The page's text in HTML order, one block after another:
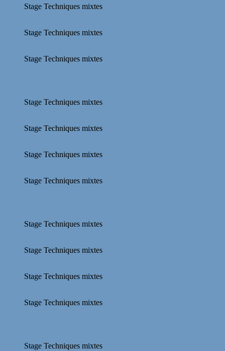
Stage Techniques mixtes
Stage Techniques mixtes
Stage Techniques mixtes
Stage Techniques mixtes
Stage Techniques mixtes
Stage Techniques mixtes
Stage Techniques mixtes
Stage Techniques mixtes
Stage Techniques mixtes
Stage Techniques mixtes
Stage Techniques mixtes
Stage Techniques mixtes